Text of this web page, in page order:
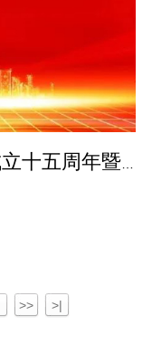
【德远股份】杰爱威电器成立十五周年暨2022年新春年会盛典圆满成功！
>> >|